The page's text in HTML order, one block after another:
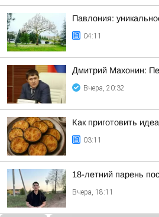
Павлония:
04:11
Дмитрий Махонин:
Вчера, 20:32
Как приготовить
03:11
18-летний парень
Вчера, 18:11